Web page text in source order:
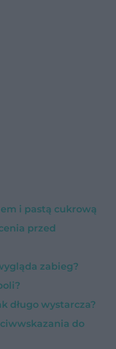
i pastą cukrową
przed
zabieg?
długo wystarcza?
do